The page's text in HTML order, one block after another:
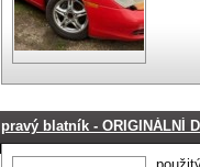
pravý blatník - ORIGINÁLNÍ